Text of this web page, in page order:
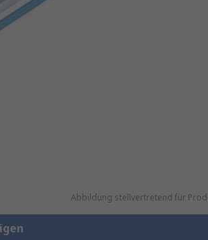
Abbildung stellvertretend für